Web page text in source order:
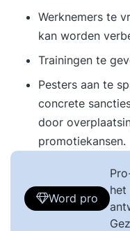
Werknemers te
kan worden
Trainingen te
Pesters aan te
concrete
door
promotiekansen.
Word pro
het